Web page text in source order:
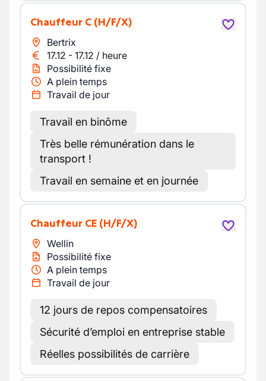
Chauffeur C (H/F/X)
Bertrix
17.12 - 17.12 / heure
Possibilité fixe
A plein temps
Travail de jour
Travail en binôme
Très belle rémunération dans le
transport !
Travail en semaine et en journée
Chauffeur CE (H/F/X)
Wellin
Possibilité fixe
A plein temps
Travail de jour
12 jours de repos compensatoires
Sécurité d’emploi en entreprise stable
Réelles possibilités de carrière